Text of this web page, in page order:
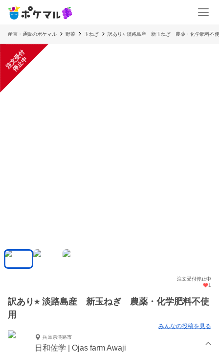
産直・通販のポケマル 野菜 玉ねぎ 訳あり⭐︎ 淡路島産 新玉ねぎ 農薬・化学肥料不
注
文
受
付
停
止
中
注文受付停止中
1
訳あり⭐︎ 淡路島産 新玉ねぎ 農薬・化学肥料不使
用
みんなの投稿を見る
兵庫県淡路市
日和佐学 | Ojas farm Awaji